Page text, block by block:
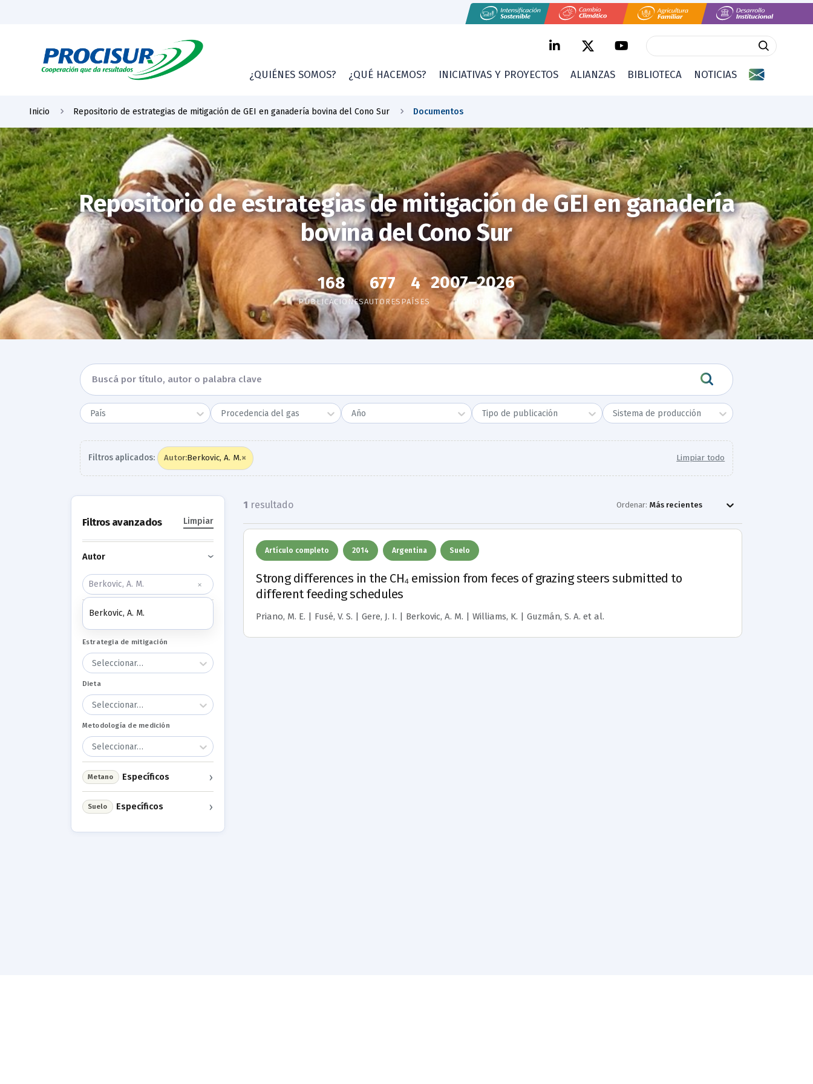
¿QUIÉNES SOMOS? ¿QUÉ HACEMOS? INICIATIVAS Y PROYECTOS ALIANZAS BIBLIOTECA NOTICIAS
Inicio Repositorio de estrategias de mitigación de GEI en ganadería bovina del Cono Sur Documentos
Repositorio de estrategias de mitigación de GEI en ganadería
bovina del Cono Sur
168
PUBLICACIONES
677
AUTORES
4
PAÍSES
2007–2026
PERÍODO
País Procedencia del gas Año Tipo de publicación Sistema de producción
Filtros aplicados: Autor:Berkovic, A. M.× Limpiar todo
Filtros avanzados Limpiar
Autor ›
×
Berkovic, A. M.
Generales
Estrategia de mitigación
Seleccionar…
Dieta
Seleccionar…
Metodología de medición
Seleccionar…
Metano Específicos ›
Suelo Específicos ›
1 resultado Ordenar: Más recientes
Artículo completo 2014 Argentina Suelo
Strong differences in the CH₄ emission from feces of grazing steers submitted to
different feeding schedules
Priano, M. E. | Fusé, V. S. | Gere, J. I. | Berkovic, A. M. | Williams, K. | Guzmán, S. A. et al.